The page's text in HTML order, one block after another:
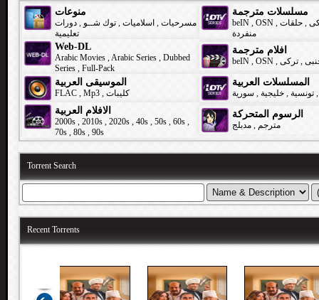
منوعات
مسرحيات , اسلاميات , توك شــو , دورات
تعليمية
مسلسلات مترجمة
beIN , OSN , , حلقات
منفردة
Web-DL
Arabic Movies ,Arabic Series , Dubbed
Series , Full-Pack
افلام مترجمة
beIN , OSN , , تركى
الموسيقى العربية
FLAC , Mp3 , كليبات
المسلسلات العربية
, تونسية , خليجية , سورية
الافلام العربية
2000s , 2010s , 2020s , 40s , 50s , 60s ,
70s , 80s , 90s
الرسوم المتحركة
مترجم , مدبلج
Torrent Search
Recent Torrents